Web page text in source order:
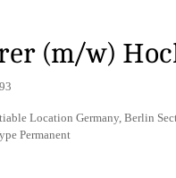
(m/w)
Location Germany, Berlin
Permanent